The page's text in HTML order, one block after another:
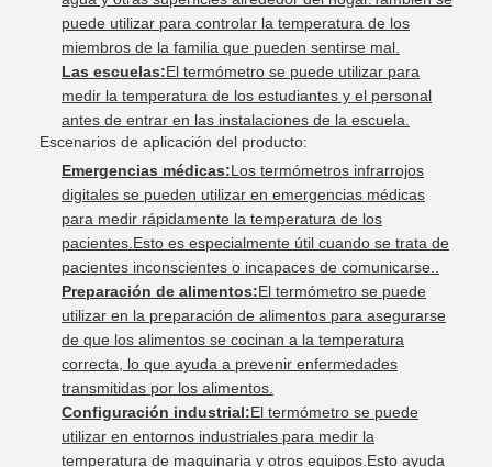
puede utilizar para controlar la temperatura de los
miembros de la familia que pueden sentirse mal.
Las escuelas:El termómetro se puede utilizar para
medir la temperatura de los estudiantes y el personal
antes de entrar en las instalaciones de la escuela.
Escenarios de aplicación del producto:
Emergencias médicas:Los termómetros infrarrojos
digitales se pueden utilizar en emergencias médicas
para medir rápidamente la temperatura de los
pacientes.Esto es especialmente útil cuando se trata de
pacientes inconscientes o incapaces de comunicarse..
Preparación de alimentos:El termómetro se puede
utilizar en la preparación de alimentos para asegurarse
de que los alimentos se cocinan a la temperatura
correcta, lo que ayuda a prevenir enfermedades
transmitidas por los alimentos.
Configuración industrial:El termómetro se puede
utilizar en entornos industriales para medir la
temperatura de maquinaria y otros equipos.Esto ayuda